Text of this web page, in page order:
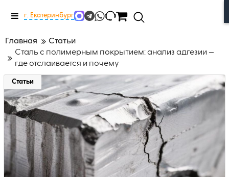
Меню
г. Екатеринбург
Главная
Статьи
Сталь с полимерным покрытием: анализ адгезии —
где отслаивается и почему
Статьи